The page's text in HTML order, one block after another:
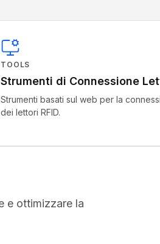
TOOLS
Strumenti di Connessione
Strumenti basati sul web per la
dei lettori RFID.
e ottimizzare la